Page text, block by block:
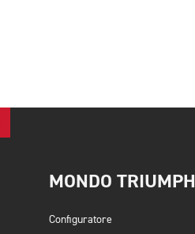
MONDO TRIUMPH
Configuratore